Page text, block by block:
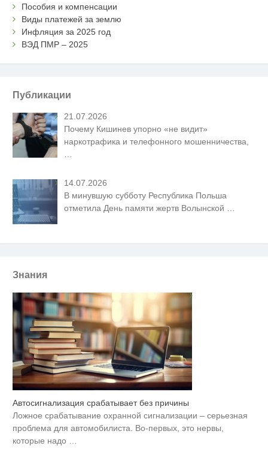
Пособия и компенсации
Виды платежей за землю
Инфляция за 2025 год
ВЭД ПМР – 2025
Публикации
21.07.2026
Почему Кишинев упорно «не видит»
наркотрафика и телефонного мошенничества,
14.07.2026
В минувшую субботу Республика Польша
отметила День памяти жертв Волынской
Знания
Автосигнализация срабатывает без причины
Ложное срабатывание охранной сигнализации – серьезная
проблема для автомобилиста. Во-первых, это нервы,
которые надо
i
Скрытая камера на пляже
Крыма: Что люди вытворяют,
когда их не видят...
Ролик длится несколько секунд,